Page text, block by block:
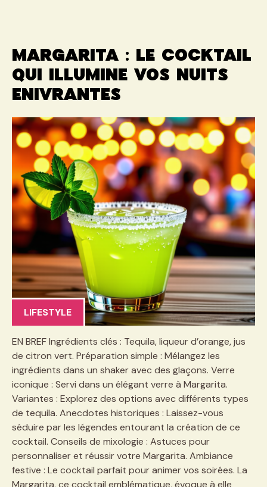
Margarita : le cocktail
qui illumine vos nuits
enivrantes
LIFESTYLE
EN BREF Ingrédients clés : Tequila, liqueur d’orange, jus
de citron vert. Préparation simple : Mélangez les
ingrédients dans un shaker avec des glaçons. Verre
iconique : Servi dans un élégant verre à Margarita.
Variantes : Explorez des options avec différents types
de tequila. Anecdotes historiques : Laissez-vous
séduire par les légendes entourant la création de ce
cocktail. Conseils de mixologie : Astuces pour
personnaliser et réussir votre Margarita. Ambiance
festive : Le cocktail parfait pour animer vos soirées. La
Margarita, ce cocktail emblématique, évoque à elle